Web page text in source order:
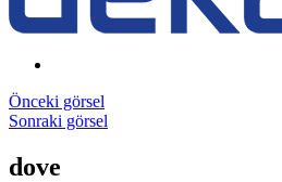
Önceki görsel
Sonraki görsel
dove